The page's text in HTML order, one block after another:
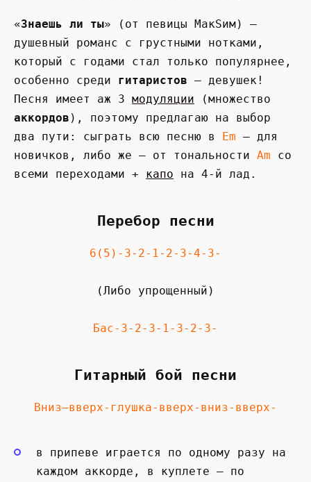
«Знаешь ли ты» (от певицы МакSим) —
душевный романс с грустными нотками,
который с годами стал только популярнее,
особенно среди гитаристов — девушек!
Песня имеет аж 3 модуляции (множество
аккордов ), поэтому предлагаю на выбор
два пути: сыграть всю песню в
Em — для
новичков, либо же — от тональности Am со
всеми переходами + капо на 4-й лад.
Перебор песни
6(5)-3-2-1-2-3-4-3-
(Либо упрощенный)
Бас-3-2-3-1-3-2-3-
Гитарный бой песни
Вниз—вверх-глушка-вверх-вниз-вверх-
в припеве играется по одному разу на
каждом аккорде, в куплете — по